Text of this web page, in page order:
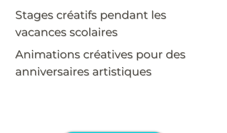
Stages créatifs pendant les
vacances scolaires
Animations créatives pour des
anniversaires artistiques